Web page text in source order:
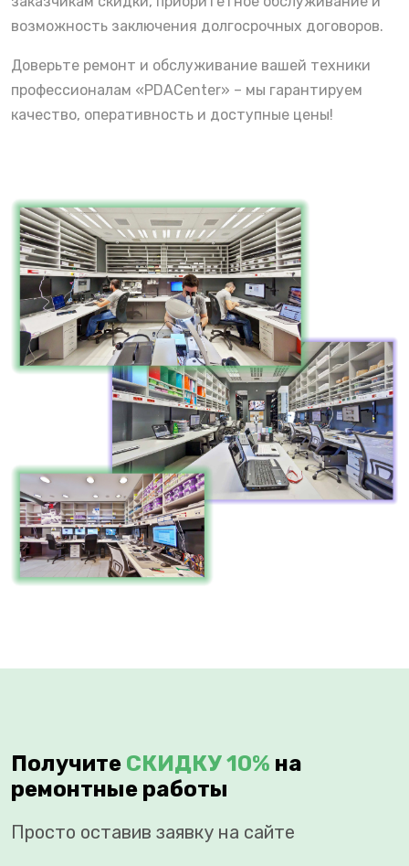
возможность заключения долгосрочных договоров.
Доверьте ремонт и обслуживание вашей техники
профессионалам «PDACenter» – мы гарантируем
качество, оперативность и доступные цены!
Получите СКИДКУ 10% на
ремонтные работы
Просто оставив заявку на сайте